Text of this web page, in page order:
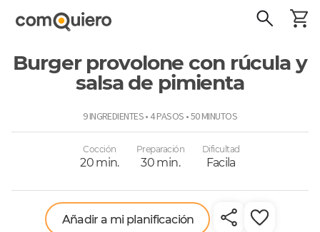
Burger provolone con rúcula y
salsa de pimienta
9 INGREDIENTES • 4 PASOS • 50 MINUTOS
Cocción
20 min.
Preparación
30 min.
Dificultad
Facila
Añadir a mi planificación